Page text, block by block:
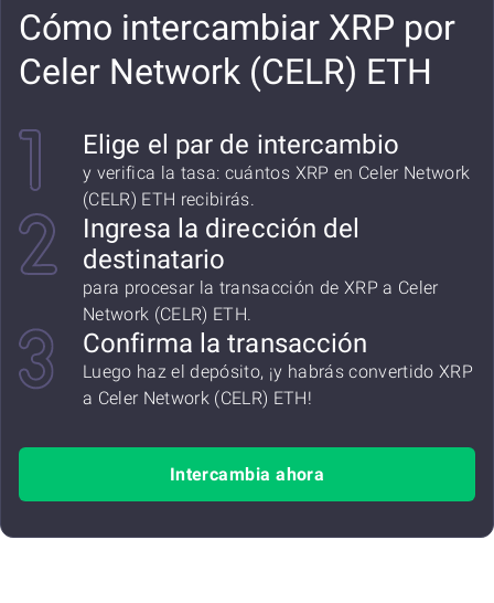
Cómo intercambiar XRP por
Celer Network (CELR) ETH
Elige el par de intercambio
y verifica la tasa: cuántos XRP en Celer Network
(CELR) ETH recibirás.
Ingresa la dirección del
destinatario
para procesar la transacción de XRP a Celer
Network (CELR) ETH.
Confirma la transacción
Luego haz el depósito, ¡y habrás convertido XRP
a Celer Network (CELR) ETH!
Intercambia ahora